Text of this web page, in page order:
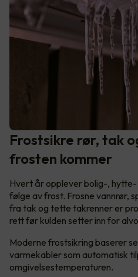
Frostsikre rør, tak
frosten kommer
Hvert år opplever bolig-,
følge av frost. Frosne vannrør,
fra tak og tette takrenner er
rett før kulden setter inn for
Moderne frostsikring baserer
varmekabler som automatisk
omgivelsestemperaturen.